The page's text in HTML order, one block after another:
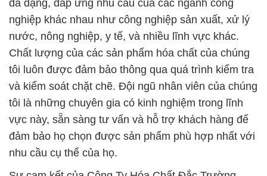
xuất sắc. Chúng tôi luôn lắng nghe và đáp ứng
những phản hồi từ khách hàng, để không ngừng cải
tiến và phát triển.
Với tầm nhìn dài hạn và tôn chỉ “Chất lượng và sự
hài lòng của khách hàng là ưu tiên hàng đầu,” Công
Ty Hóa Chất Đắc Trường Phát cam kết tiếp tục
đóng góp vào sự phát triển bền vững của các ngành
công nghiệp và đối tác kinh doanh của chúng tôi.
Chúng tôi hân hạnh được phục vụ và đồng hành
cùng quý khách hàng.